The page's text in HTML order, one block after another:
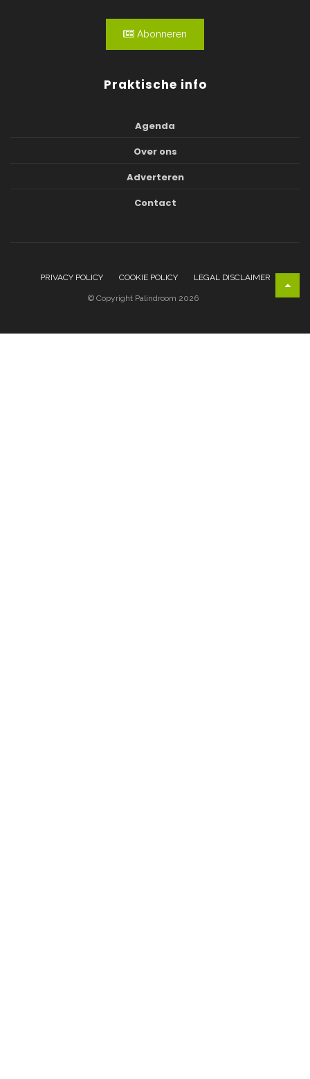
Abonneren
Praktische info
Agenda
Over ons
Adverteren
Contact
PRIVACY POLICY COOKIE POLICY LEGAL DISCLAIMER
© Copyright Palindroom 2026